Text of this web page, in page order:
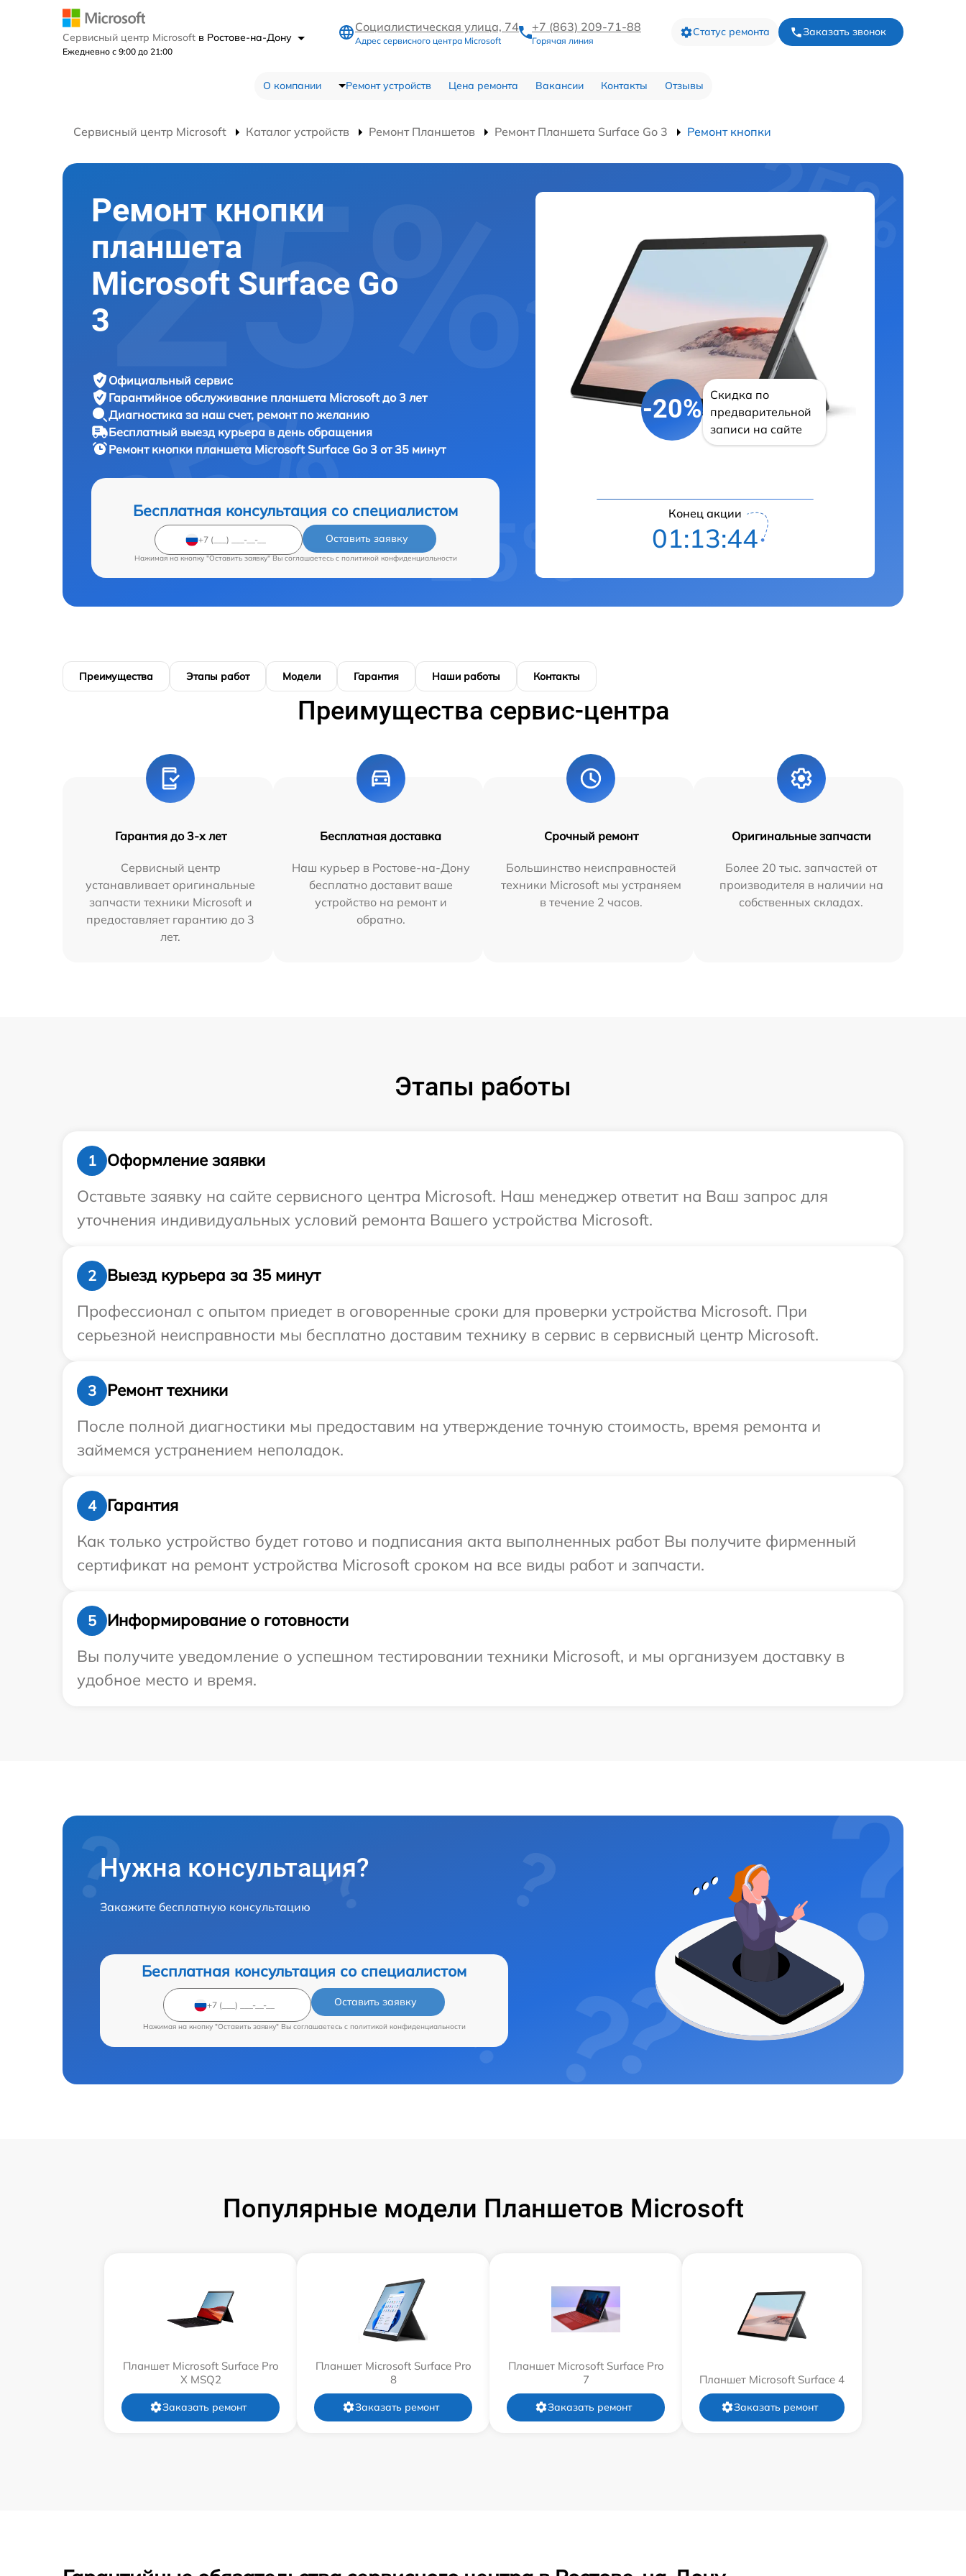
Сервисный центр Microsoft в Ростове-на-Дону
Ежедневно с 9:00 до 21:00
Социалистическая улица, 74
Адрес сервисного центра Microsoft
+7 (863) 209-71-88
Горячая линия
Статус ремонта Заказать звонок
О компании Ремонт устройств Цена ремонта Вакансии Контакты Отзывы
Сервисный центр Microsoft Каталог устройств Ремонт Планшетов Ремонт Планшета Surface Go 3 Ремонт кнопки
Ремонт кнопки
планшета
Microsoft Surface Go
3
Официальный сервис
Гарантийное обслуживание планшета Microsoft до 3 лет
Диагностика за наш счет, ремонт по желанию
Бесплатный выезд курьера в день обращения
Ремонт кнопки планшета Microsoft Surface Go 3 от 35 минут
Бесплатная консультация со специалистом
Оставить заявку
Нажимая на кнопку "Оставить заявку" Вы соглашаетесь c политикой конфиденциальности
-20%
Скидка по
предварительной
записи на сайте
Конец акции
01:13:43
Преимущества Этапы работ Модели Гарантия Наши работы Контакты
Преимущества сервис-центра
Гарантия до 3-х лет
Сервисный центр
устанавливает оригинальные
запчасти техники Microsoft и
предоставляет гарантию до 3
лет.
Бесплатная доставка
Наш курьер в Ростове-на-Дону
бесплатно доставит ваше
устройство на ремонт и
обратно.
Срочный ремонт
Большинство неисправностей
техники Microsoft мы устраняем
в течение 2 часов.
Оригинальные запчасти
Более 20 тыс. запчастей от
производителя в наличии на
собственных складах.
Этапы работы
1
Оформление заявки
Оставьте заявку на сайте сервисного центра Microsoft. Наш менеджер ответит на Ваш запрос для
уточнения индивидуальных условий ремонта Вашего устройства Microsoft.
2
Выезд курьера за 35 минут
Профессионал с опытом приедет в оговоренные сроки для проверки устройства Microsoft. При
серьезной неисправности мы бесплатно доставим технику в сервис в сервисный центр Microsoft.
3
Ремонт техники
После полной диагностики мы предоставим на утверждение точную стоимость, время ремонта и
займемся устранением неполадок.
4
Гарантия
Как только устройство будет готово и подписания акта выполненных работ Вы получите фирменный
сертификат на ремонт устройства Microsoft сроком на все виды работ и запчасти.
5
Информирование о готовности
Вы получите уведомление о успешном тестировании техники Microsoft, и мы организуем доставку в
удобное место и время.
Нужна консультация?
Закажите бесплатную консультацию
Бесплатная консультация со специалистом
Оставить заявку
Нажимая на кнопку "Оставить заявку" Вы соглашаетесь c политикой конфиденциальности
Популярные модели Планшетов Microsoft
Планшет Microsoft Surface Pro
X MSQ2
Заказать ремонт
Планшет Microsoft Surface Pro
8
Заказать ремонт
Планшет Microsoft Surface Pro
7
Заказать ремонт
Планшет Microsoft Surface 4
Заказать ремонт